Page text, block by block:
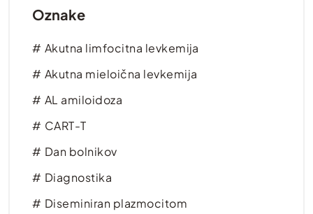
Oznake
Akutna limfocitna levkemija
Akutna mieloična levkemija
AL amiloidoza
CART-T
Dan bolnikov
Diagnostika
Diseminiran plazmocitom